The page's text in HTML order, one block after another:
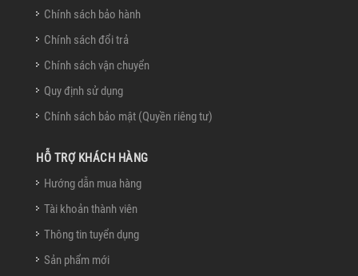
Chính sách bảo hành
Chính sách đổi trả
Chính sách vận chuyển
Quy định sử dụng
Chính sách bảo mật (Quyền riêng tư)
HỖ TRỢ KHÁCH HÀNG
Hướng dẫn mua hàng
Tài khoản thành viên
Thông tin tuyển dụng
Sản phẩm mới